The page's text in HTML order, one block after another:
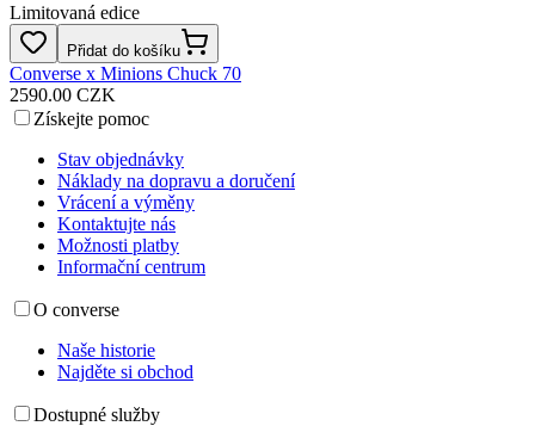
Limitovaná edice
Přidat do košíku
Converse x Minions Chuck 70
2590.00 CZK
Získejte pomoc
Stav objednávky
Náklady na dopravu a doručení
Vrácení a výměny
Kontaktujte nás
Možnosti platby
Informační centrum
O converse
Naše historie
Najděte si obchod
Dostupné služby